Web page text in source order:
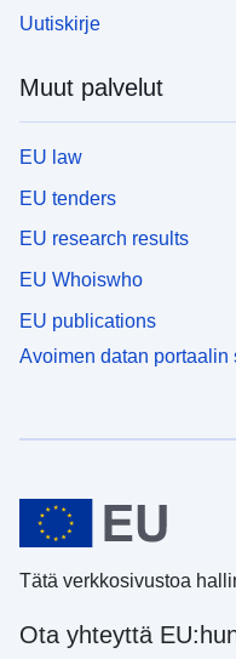
Uutiskirje
Muut palvelut
EU law
EU tenders
EU research results
EU Whoiswho
EU publications
Avoimen datan portaalin
Tätä verkkosivustoa
Ota yhteyttä